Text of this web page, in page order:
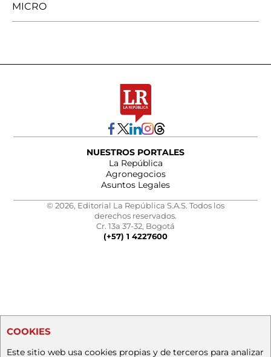
MICRO
NUESTROS PORTALES
La República
Agronegocios
Asuntos Legales
© 2026, Editorial La República S.A.S. Todos los
derechos reservados.
Cr. 13a 37-32, Bogotá
(+57) 1 4227600
COOKIES
Este sitio web usa cookies propias y de terceros para analizar